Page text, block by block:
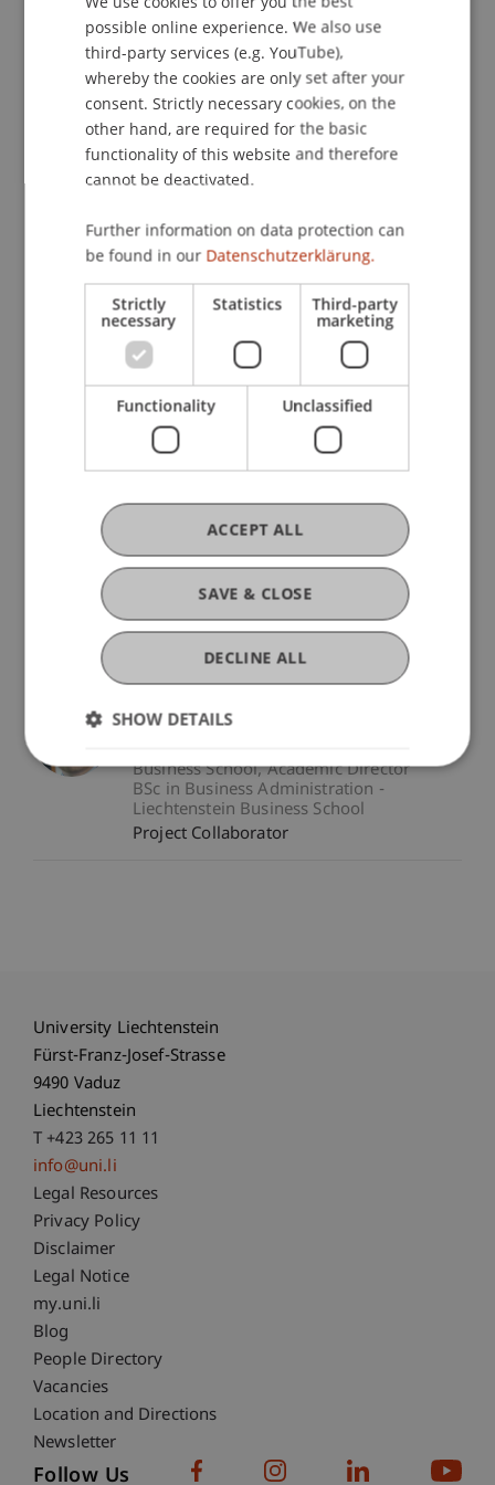
in Schulen konnte bis jetzt jedoch nicht erreicht
werden.
Der vorliegende Projektantrag greift diese
Forschungslücke auf und hat zum Ziel,
Informationskompetenz in der Sekundarstufe II
der Bodenseeregion zu messen, durch den
Ländern zu vergleichen.
Participating Institutions
Hilti Chair of Business Process Management
Project Participants
Project Manager
Dr. rer. oec. Charlotte Wehking
Dr. Bernd Schenk
Business School Academic Director
BSc in Business Administration -
Liechtenstein Business School
Project Collaborator
University Liechtenstein
Fürst-Franz-Josef-Strasse
9490 Vaduz
Liechtenstein
T +423 265 11 11
info@uni.li
Fußzeile Rechtliche Hinweise
Legal Resources
Privacy Policy
Disclaimer
Legal Notice
Fußzeile Subdomain-Verzeichnis
my.uni.li
Blog
People Directory
Vacancies
Location and Directions
Newsletter
Follow Us
ENGLISH
possible online experience. We also use
third-party services (e.g. YouTube),
whereby the cookies are only set after your
consent. Strictly necessary cookies, on the
other hand, are required for the basic
functionality of this website and therefore
cannot be deactivated.
Further information on data protection can
be found in our Datenschutzerklärung.
Strictly
necessary
Statistics Third-party
marketing
Functionality Unclassified
SAVE & CLOSE
ACCEPT ALL
DECLINE ALL
SHOW DETAILS